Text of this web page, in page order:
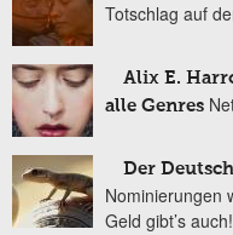
Totschlag auf
Alix E.
alle Genres
Der
Nominierungen
Geld gibt’s auch!